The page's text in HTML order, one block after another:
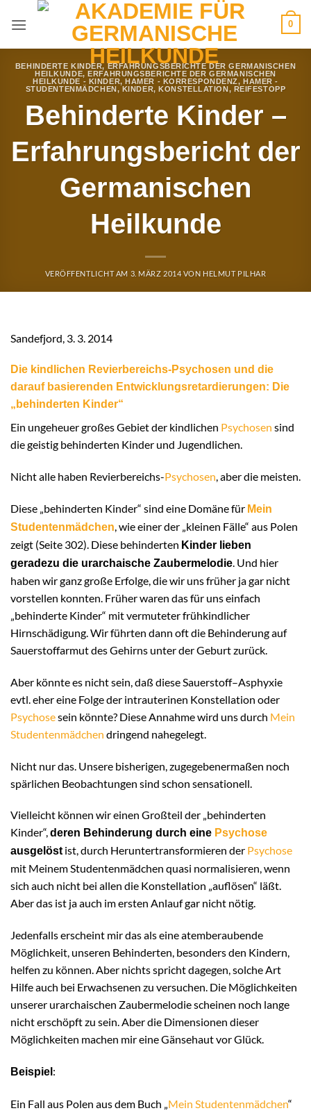
Inhalt
0
BEHINDERTE KINDER,ERFAHRUNGSBERICHTE DER GERMANISCHEN
HEILKUNDE,ERFAHRUNGSBERICHTE DER GERMANISCHEN
HEILKUNDE - KINDER,HAMER - KORRESPONDENZ,HAMER -
STUDENTENMÄDCHEN, KINDER,KONSTELLATION, REIFESTOPP
Behinderte Kinder –
Erfahrungsbericht der
Germanischen
Heilkunde
VERÖFFENTLICHT AM 3. MÄRZ 2014 VON HELMUT PILHAR
Sandefjord, 3. 3. 2014
Die kindlichen Revierbereichs-Psychosen und die
darauf basierenden Entwicklungsretardierungen: Die
„behinderten Kinder“
Ein ungeheuer großes Gebiet der kindlichen Psychosen sind
die geistig behinderten Kinder und Jugendlichen.
Nicht alle haben Revierbereichs-Psychosen, aber die meisten.
Diese „behinderten Kinder“ sind eine Domäne für Mein
Studentenmädchen, wie einer der „kleinen Fälle“ aus Polen
zeigt (Seite 302). Diese behinderten Kinder lieben
geradezu die urarchaische Zaubermelodie. Und hier
haben wir ganz große Erfolge, die wir uns früher ja gar nicht
vorstellen konnten. Früher waren das für uns einfach
„behinderte Kinder“ mit vermuteter frühkindlicher
Hirnschädigung. Wir führten dann oft die Behinderung auf
Sauerstoffarmut des Gehirns unter der Geburt zurück.
Aber könnte es nicht sein, daß diese Sauerstoff–Asphyxie
evtl. eher eine Folge der intrauterinen Konstellation oder
Psychosesein könnte? Diese Annahme wird uns durch Mein
Studentenmädchen dringend nahegelegt.
Nicht nur das. Unsere bisherigen, zugegebenermaßen noch
spärlichen Beobachtungen sind schon sensationell.
Vielleicht können wir einen Großteil der „behinderten
Kinder“,deren Behinderung durch eine Psychose
ausgelöst ist, durch Heruntertransformieren der Psychose
mit Meinem Studentenmädchen quasi normalisieren, wenn
sich auch nicht bei allen die Konstellation „auflösen“ läßt.
Aber das ist ja auch im ersten Anlauf gar nicht nötig.
Jedenfalls erscheint mir das als eine atemberaubende
Möglichkeit, unseren Behinderten, besonders den Kindern,
helfen zu können. Aber nichts spricht dagegen, solche Art
Hilfe auch bei Erwachsenen zu versuchen. Die Möglichkeiten
unserer urarchaischen Zaubermelodie scheinen noch lange
nicht erschöpft zu sein. Aber die Dimensionen dieser
Möglichkeiten machen mir eine Gänsehaut vor Glück.
Beispiel :
Ein Fall aus Polen aus dem Buch „ Mein Studentenmädchen“